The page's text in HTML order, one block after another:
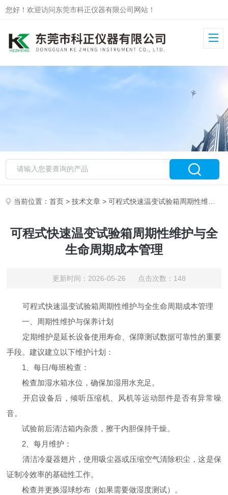
您好！欢迎访问东莞市科正仪器有限公司网站！
当前位置：首页 >技术文章 > 可程式快速温变试验箱周期性维护与全生命周期成本管理
可程式快速温变试验箱周期性维护与全
生命周期成本管理
更新时间：2026-05-26 点击次数：148
可程式快速温变试验箱周期性维护与全生命周期成本管理
一、周期性维护与保养计划
定期维护是延长设备使用寿命、保障测试数据可靠性的重要
手段。建议建立以下维护计划：
1、每日/每班检查：
检查加湿水箱水位，确保加湿用水充足。
开启设备后，倾听压缩机、风机等运动部件是否有异常噪
音。
试验前后清洁箱内杂质，擦干内胆保持干燥。
2、每月维护：
清洁冷凝器翅片，使用吸尘器或压缩空气清除积尘，这是保
证制冷效率的基础性工作。
检查并更换湿球纱布（如果需要做湿度测试）。